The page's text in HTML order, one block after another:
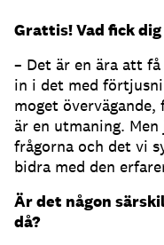
Grattis! Vad fick
– Det är en ära att
in i det med
moget
är en utmaning.
frågorna och det vi
bidra med den
Är det någon
då?